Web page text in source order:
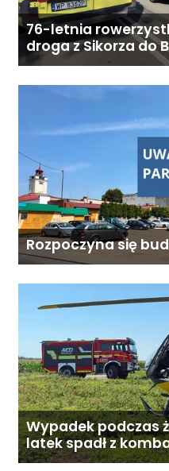
76-letnia
droga z Sikorza do
zablokowana
Rozpoczyna się
Wypadek podczas
latek spadł z